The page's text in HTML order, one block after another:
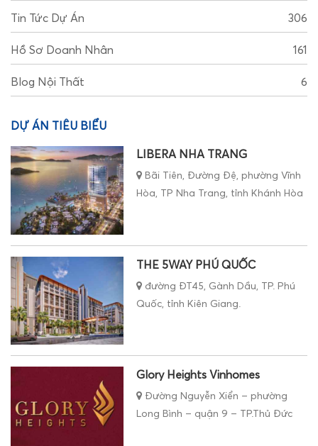
Tin Tức Dự Án 306
Hồ Sơ Doanh Nhân 161
Blog Nội Thất 6
DỰ ÁN TIÊU BIỂU
LIBERA NHA TRANG
Bãi Tiên, Đường Đệ, phường Vĩnh
Hòa, TP Nha Trang, tỉnh Khánh Hòa
THE 5WAY PHÚ QUỐC
đường ĐT45, Gành Dầu, TP. Phú
Quốc, tỉnh Kiên Giang.
Glory Heights Vinhomes
Đường Nguyễn Xiển – phường
Long Bình – quận 9 – TP.Thủ Đức